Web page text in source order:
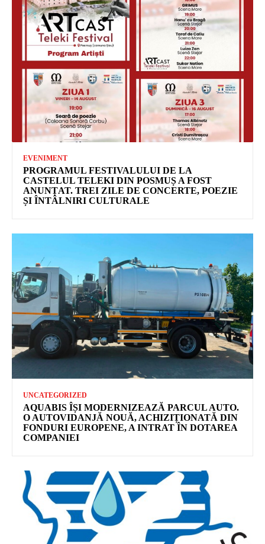
EVENIMENT
PROGRAMUL FESTIVALULUI DE LA
CASTELUL TELEKI DIN POSMUȘ A FOST
ANUNȚAT. TREI ZILE DE CONCERTE, POEZIE
ȘI ÎNTÂLNIRI CULTURALE
UNCATEGORIZED
AQUABIS ÎȘI MODERNIZEAZĂ PARCUL AUTO.
O AUTOVIDANJĂ NOUĂ, ACHIZIȚIONATĂ DIN
FONDURI EUROPENE, A INTRAT ÎN DOTAREA
COMPANIEI